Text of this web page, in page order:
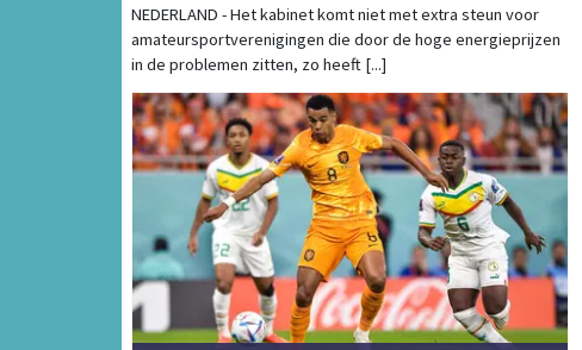
NEDERLAND - Het kabinet komt niet met extra steun voor
amateursportverenigingen die door de hoge energieprijzen
in de problemen zitten, zo heeft [...]